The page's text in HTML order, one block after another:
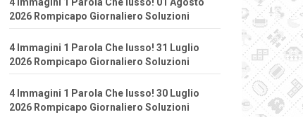
2026 Rompicapo Giornaliero Soluzioni
4 Immagini 1 Parola Che lusso! 31 Luglio
2026 Rompicapo Giornaliero Soluzioni
4 Immagini 1 Parola Che lusso! 30 Luglio
2026 Rompicapo Giornaliero Soluzioni